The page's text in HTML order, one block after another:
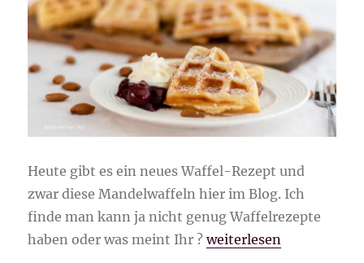
Heute gibt es ein neues Waffel-Rezept und
zwar diese Mandelwaffeln hier im Blog. Ich
finde man kann ja nicht genug Waffelrezepte
haben oder was meint Ihr ?„Mandelwaffeln“
weiterlesen